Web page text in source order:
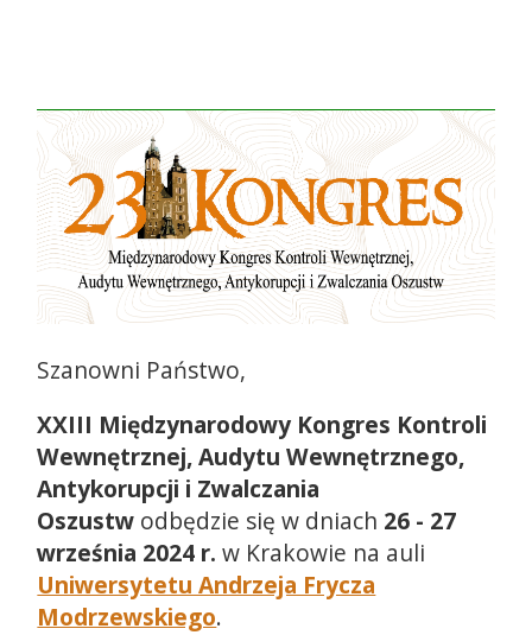
Szanowni Państwo,
XXIII Międzynarodowy Kongres Kontroli
Wewnętrznej, Audytu Wewnętrznego,
Antykorupcji i Zwalczania
Oszustw odbędzie się w dniach 26 - 27
września 2024 r. w Krakowie na auli
Uniwersytetu Andrzeja Frycza
Modrzewskiego.